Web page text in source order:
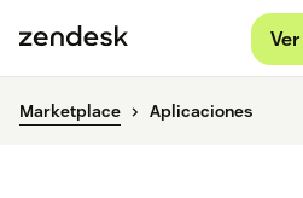
Marketplace Aplicaciones